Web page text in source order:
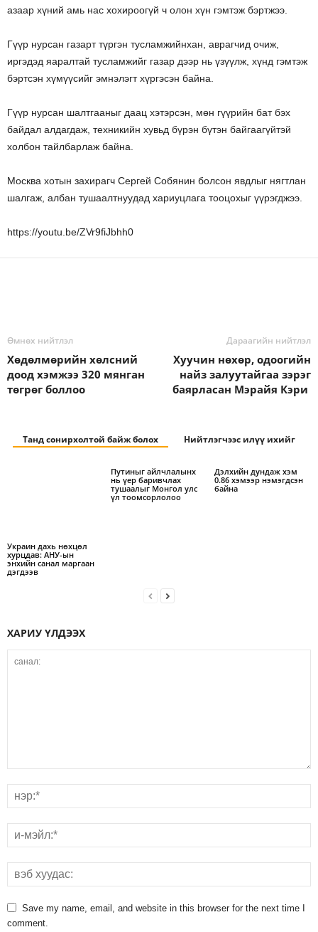
азаар хүний амь нас хохироогүй ч олон хүн гэмтэж бэртжээ.
Гүүр нурсан газарт түргэн тусламжийнхан, аврагчид очиж,
иргэдэд яаралтай тусламжийг газар дээр нь үзүүлж, хүнд гэмтэж
бэртсэн хүмүүсийг эмнэлэгт хүргэсэн байна.
Гүүр нурсан шалтгааныг даац хэтэрсэн, мөн гүүрийн бат бэх
байдал алдагдаж, техникийн хувьд бүрэн бүтэн байгаагүйтэй
холбон тайлбарлаж байна.
Москва хотын захирагч Сергей Собянин болсон явдлыг нягтлан
шалгаж, албан тушаалтнуудад хариуцлага тооцохыг үүрэгджээ.
https://youtu.be/ZVr9fiJbhh0
Өмнөх нийтлэл
Хөдөлмөрийн хөлсний
доод хэмжээ 320 мянган
төгрөг боллоо
Дараагийн нийтлэл
Хуучин нөхөр, одоогийн
найз залуутайгаа зэрэг
баярласан Мэрайя Кэри
Танд сонирхолтой байж болох Нийтлэгчээс илүү ихийг
Украин дахь нөхцөл
хурцдав: АНУ-ын
энхийн санал маргаан
дэгдээв
Путиныг айлчлалынх
нь үер баривчлах
тушаалыг Монгол улс
үл тоомсорлолоо
Дэлхийн дундаж хэм
0.86 хэмээр нэмэгдсэн
байна
ХАРИУ ҮЛДЭЭХ
Save my name, email, and website in this browser for the next time I
comment.